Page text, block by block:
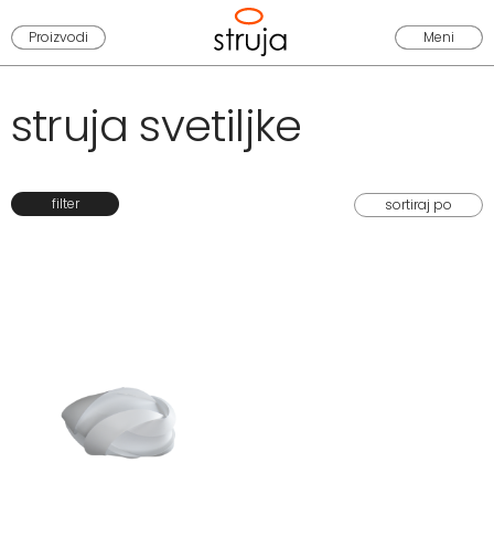
Proizvodi Meni
struja svetiljke
filter